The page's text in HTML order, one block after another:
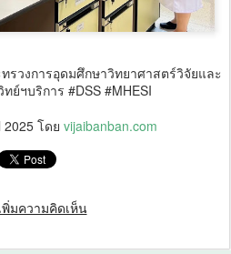
รวงการอุดมศึกษาวิทยาศาสตร์วิจัยและ
ย์ฯบริการ #DSS #MHESI
2025โดย vijaibanban.com
พิ่มความคิดเห็น